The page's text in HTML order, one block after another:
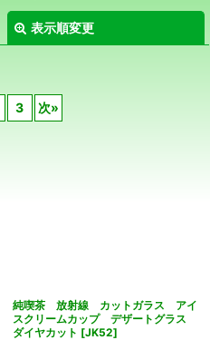
表示順変更
3 次»
純喫茶 放射線 カットガラス アイ
スクリームカップ デザートグラス
ダイヤカット [JK52]